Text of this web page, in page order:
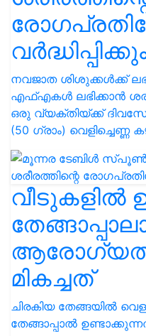
നവജാത ശിശുക്കൾക്ക്
എഫ്എകൾ ലഭിക്കാൻ
ഒരു വ്യക്തിയ്ക്ക്
(50 ഗ്രാം) വെളിച്ചെണ്ണ
വീടുകളിൽ
മികച്ചത്
ചിരകിയ തേങ്ങയിൽ
തേങ്ങാപ്പാൽ